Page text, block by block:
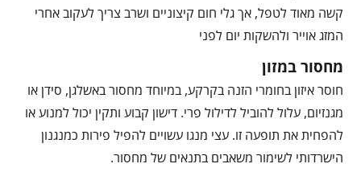
קשה מאוד לטפל, אך גלי חום קיצוניים ושרב צריך לעקוב אחרי
המזג אוייר ולהשקות יום לפני
מחסור במזון
חוסר איזון בחומרי הזנה בקרקע, במיוחד מחסור באשלגן, סידן או
מגנזיום, עלול להוביל לדילול פרי. דישון קבוע ותקין יכול למנוע או
להפחית את תופעה זו. עצי מנגו עשויים להפיל פירות כמנגנון
הישרדותי לשימור משאבים בתנאים של מחסור.